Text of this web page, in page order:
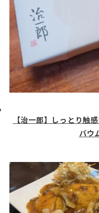
【治一郎】しっとり触
バウ